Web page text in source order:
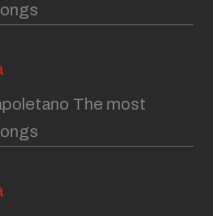
The most